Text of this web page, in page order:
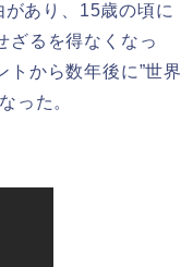
あり、15歳の頃に
ざるを得なくなっ
から数年後に”世界
った。